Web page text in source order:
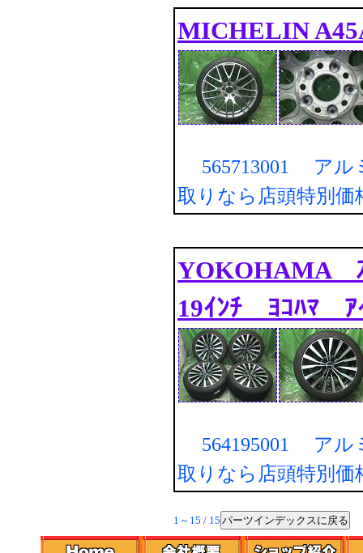
MICHELIN
565713001 アル
取りなら店頭特別価
YOKOHAMA
19ｲﾝﾁ ﾖｺﾊﾏ ｱ
564195001 アル
取りなら店頭特別価
1～15 / 15 パーツインデックスに戻る